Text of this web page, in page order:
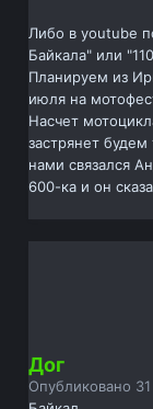
Либо в youtube
Байкала" или
Планируем из
июля на
Насчет
застрянет
нами связался
600-ка и он
Дог
Опубликовано